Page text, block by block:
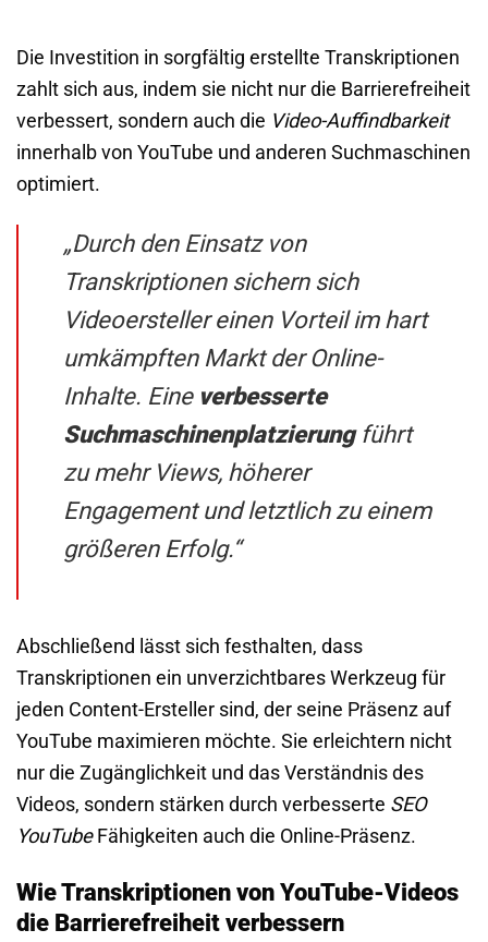
Die Investition in sorgfältig erstellte Transkriptionen
zahlt sich aus, indem sie nicht nur die Barrierefreiheit
verbessert, sondern auch die Video-Auffindbarkeit
innerhalb von YouTube und anderen Suchmaschinen
optimiert.
„Durch den Einsatz von
Transkriptionen sichern sich
Videoersteller einen Vorteil im hart
umkämpften Markt der Online-
Inhalte. Eine verbesserte
Suchmaschinenplatzierungführt
zu mehr Views, höherer
Engagement und letztlich zu einem
größeren Erfolg.“
Abschließend lässt sich festhalten, dass
Transkriptionen ein unverzichtbares Werkzeug für
jeden Content-Ersteller sind, der seine Präsenz auf
YouTube maximieren möchte. Sie erleichtern nicht
nur die Zugänglichkeit und das Verständnis des
Videos, sondern stärken durch verbesserte SEO
YouTubeFähigkeiten auch die Online-Präsenz.
Wie Transkriptionen von YouTube-Videos
die Barrierefreiheit verbessern